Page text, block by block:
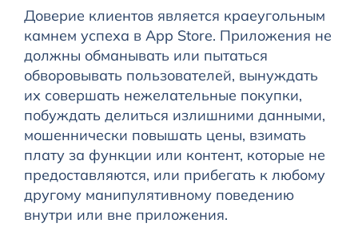
Доверие клиентов является краеугольным
камнем успеха в App Store. Приложения не
должны обманывать или пытаться
обворовывать пользователей, вынуждать
их совершать нежелательные покупки,
побуждать делиться излишними данными,
мошеннически повышать цены, взимать
плату за функции или контент, которые не
предоставляются, или прибегать к любому
другому манипулятивному поведению
внутри или вне приложения.